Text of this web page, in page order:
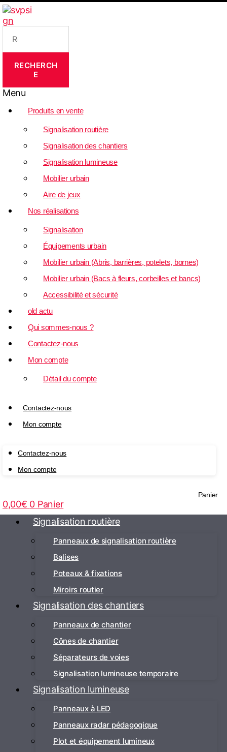
pour :
RECHERCH
E
Menu
Produits en vente
Signalisation routière
Signalisation des chantiers
Signalisation lumineuse
Mobilier urbain
Aire de jeux
Nos réalisations
Signalisation
Équipements urbain
Mobilier urbain (Abris, barrières, potelets, bornes)
Mobilier urbain (Bacs à fleurs, corbeilles et bancs)
Accessibilité et sécurité
old actu
Qui sommes-nous ?
Contactez-nous
Mon compte
Détail du compte
Contactez-nous
Mon compte
Contactez-nous
Mon compte
Panier
0,00€ 0 Panier
Signalisation routière
Panneaux de signalisation routière
Balises
Poteaux & fixations
Miroirs routier
Signalisation des chantiers
Panneaux de chantier
Cônes de chantier
Séparateurs de voies
Signalisation lumineuse temporaire
Signalisation lumineuse
Panneaux à LED
Panneaux radar pédagogique
Plot et équipement lumineux